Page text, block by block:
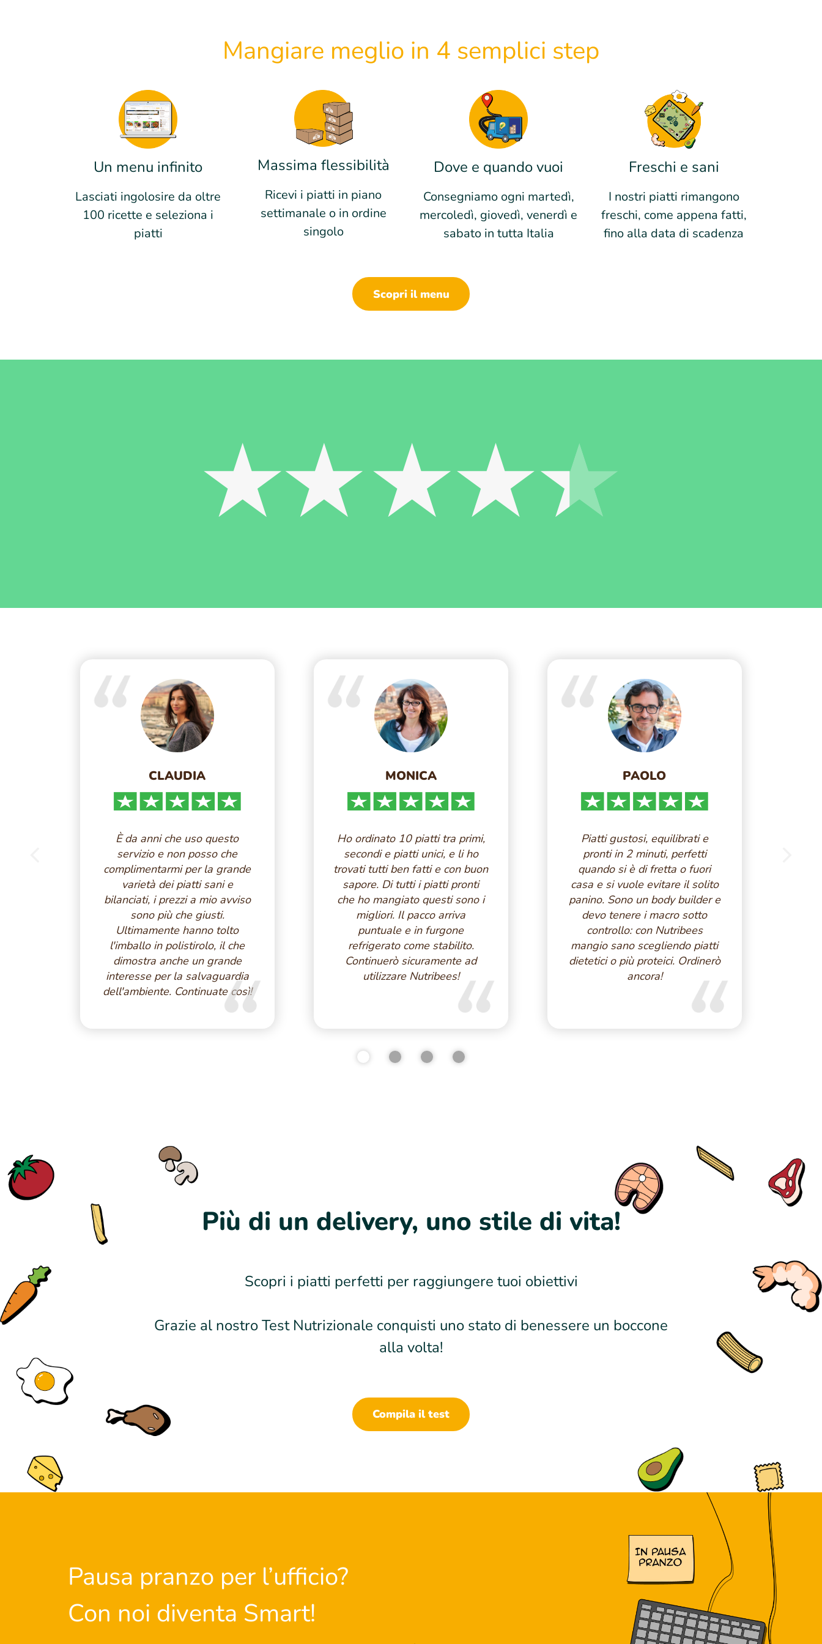
Mangiare meglio in 4 semplici step
Un menu infinito
Lasciati ingolosire da oltre
100 ricette e seleziona i
piatti
Massima flessibilità
Ricevi i piatti in piano
settimanale o in ordine
singolo
Dove e quando vuoi
Consegniamo ogni martedì,
mercoledì, giovedì, venerdì e
sabato in tutta Italia
Freschi e sani
I nostri piatti rimangono
freschi, come appena fatti,
fino alla data di scadenza
Scopri il menu
CLAUDIA
È da anni che uso questo
servizio e non posso che
complimentarmi per la grande
varietà dei piatti sani e
bilanciati, i prezzi a mio avviso
sono più che giusti.
Ultimamente hanno tolto
l'imballo in polistirolo, il che
dimostra anche un grande
interesse per la salvaguardia
dell'ambiente. Continuate così!
MONICA
Ho ordinato 10 piatti tra primi,
secondi e piatti unici, e li ho
trovati tutti ben fatti e con buon
sapore. Di tutti i piatti pronti
che ho mangiato questi sono i
migliori. Il pacco arriva
puntuale e in furgone
refrigerato come stabilito.
Continuerò sicuramente ad
utilizzare Nutribees!
PAOLO
Piatti gustosi, equilibrati e
pronti in 2 minuti, perfetti
quando si è di fretta o fuori
casa e si vuole evitare il solito
panino. Sono un body builder e
devo tenere i macro sotto
controllo: con Nutribees
mangio sano scegliendo piatti
dietetici o più proteici. Ordinerò
ancora!
Più di un delivery, uno stile di vita!
Scopri i piatti perfetti per raggiungere tuoi obiettivi
Grazie al nostro Test Nutrizionale conquisti uno stato di benessere un boccone
alla volta!
Compila il test
Pausa pranzo per l’ufficio?
Con noi diventa Smart!